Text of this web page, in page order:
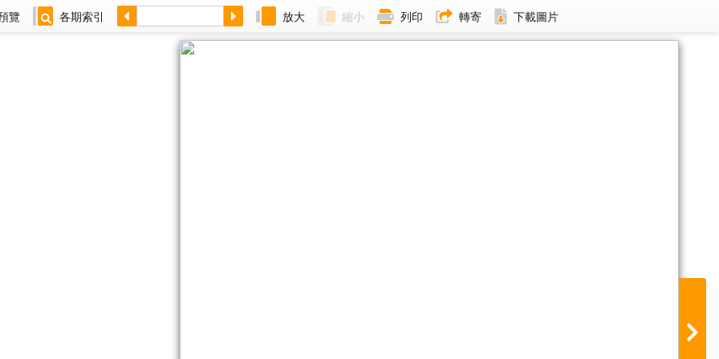
覽 各期索引 放大 縮小 列印 轉寄 下載圖片